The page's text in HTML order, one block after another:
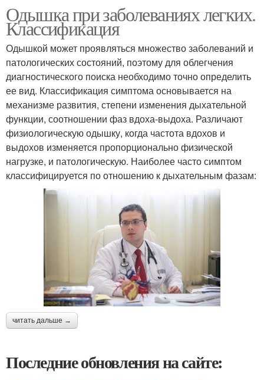
Одышка при заболеваниях легких.
Классификация
Одышкой может проявляться множество заболеваний и
патологических состояний, поэтому для облегчения
диагностического поиска необходимо точно определить
ее вид. Классификация симптома основывается на
механизме развития, степени изменения дыхательной
функции, соотношении фаз вдоха-выдоха. Различают
физиологическую одышку, когда частота вдохов и
выдохов изменяется пропорционально физической
нагрузке, и патологическую. Наиболее часто симптом
классифицируется по отношению к дыхательным фазам:
читать дальше →
Последние обновления на сайте: